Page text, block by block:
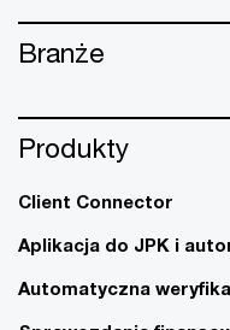
Branże
Produkty
Client Connector
Aplikacja do JPK i
Automatyczna